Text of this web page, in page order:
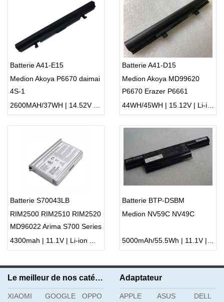
Batterie A41-E15
Medion Akoya P6670 daimai
4S-1
2600MAH/37WH | 14.52V | Li-ion ...
Batterie A41-D15
Medion Akoya MD99620
P6670 Erazer P6661
44WH/45WH | 15.12V | Li-ion ...
Batterie S70043LB
RIM2500 RIM2510 RIM2520
MD96022 Arima S700 Series
4300mah | 11.1V | Li-ion ...
Batterie BTP-DSBM
Medion NV59C NV49C
5000mAh/55.5Wh | 11.1V | Li-ion ...
Le meilleur de nos catégories
XIAOMI GOOGLE
OPPO
Adaptateur
APPLE ASUS
DELL